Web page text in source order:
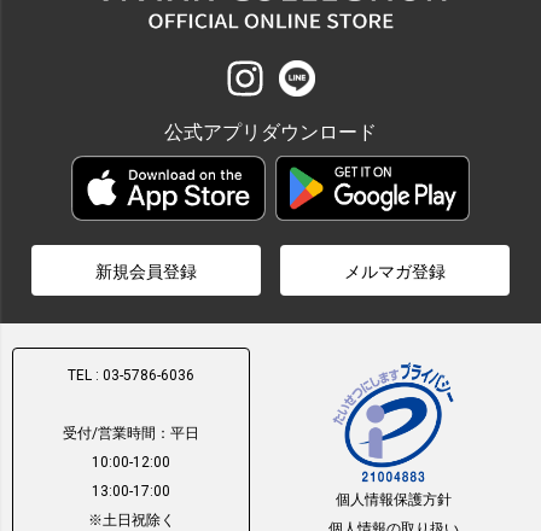
公式アプリダウンロード
新規会員登録 メルマガ登録
TEL : 03-5786-6036
受付/営業時間：平日
10:00-12:00
13:00-17:00
※土日祝除く
個人情報保護方針